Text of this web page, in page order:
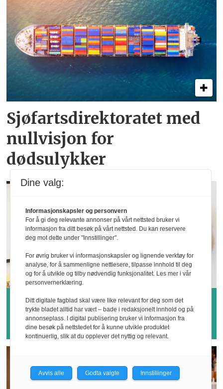
Sjøfartsdirektoratet med
nullvisjon for
dødsulykker
Hvem vinner årets
sykefraværspris?
Dine valg:
Informasjonskapsler og personvern
For å gi deg relevante annonser på vårt nettsted bruker vi
informasjon fra ditt besøk på vårt nettsted. Du kan reservere
deg mot dette under "Innstillinger".
For øvrig bruker vi informasjonskapsler og lignende verktøy for
analyse, for å sammenligne nettlesere, tilpasse innhold til deg
og for å utvikle og tilby nødvendig funksjonalitet. Les mer i vår
personvernerklæring.
Ditt digitale fagblad skal være like relevant for deg som det
trykte bladet alltid har vært – bade i redaksjonelt innhold og på
annonseplass. I digital publisering bruker vi informasjon fra
dine besøk på nettstedet for å kunne utvikle produktet
kontinuerlig, slik at du opplever det nyttig og relevant.
Avvis alle Godta valgte Innstillinger